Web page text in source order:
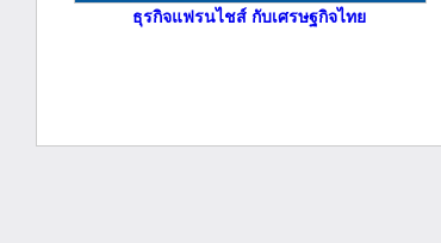
ธุรกิจแฟรนไชส์ กับเศรษฐกิจไทย